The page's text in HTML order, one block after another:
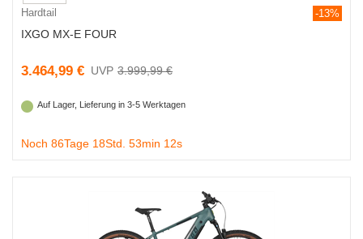
Hardtail -13%
IXGO MX-E FOUR
3.464,99 € 3.999,99 €
Auf Lager, Lieferung in 3-5 Werktagen
Noch 86Tage 18Std. 53min 11s